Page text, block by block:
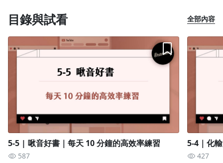
興趣也可以賺錢！
有正職工作但仍想斜槓經營自己，增加被動收入
目錄與試看 全部內容
5-5 | 啾音好書｜每天 10 分鐘的高效率練習
587
5-4｜化
427